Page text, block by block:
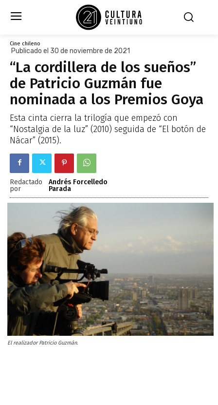
Cine chileno
Publicado el 30 de noviembre de 2021
“La cordillera de los sueños”
de Patricio Guzmán fue
nominada a los Premios Goya
Esta cinta cierra la trilogía que empezó con
“Nostalgia de la luz” (2010) seguida de “El botón de
Nácar” (2015).
Redactado
por
Andrés Forcelledo
Parada
El realizador Patricio Guzmán.